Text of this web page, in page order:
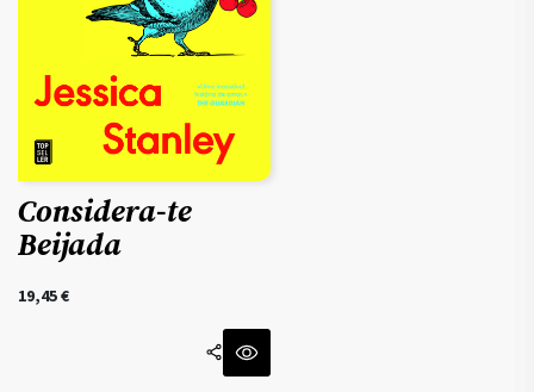
Considera-te
Beijada
19,45€